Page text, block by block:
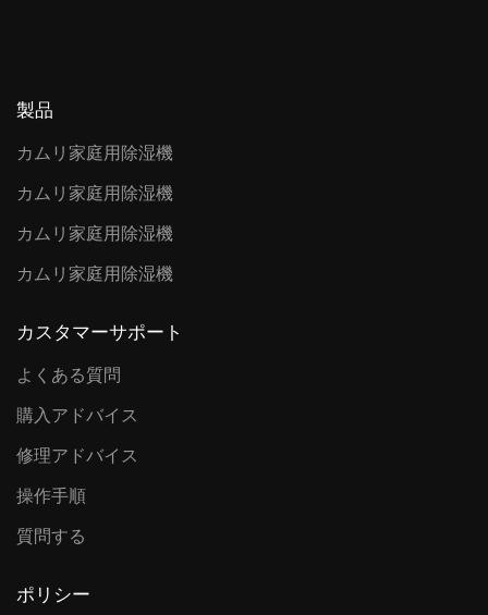
製品
カムリ家庭用除湿機
カムリ家庭用除湿機
カムリ家庭用除湿機
カムリ家庭用除湿機
カスタマーサポート
よくある質問
購入アドバイス
修理アドバイス
操作手順
質問する
ポリシー